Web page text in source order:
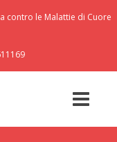
contro le Malattie di Cuore